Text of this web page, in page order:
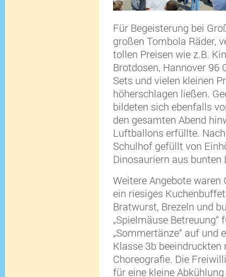
Für Begeisterung bei
großen Tombola Räder,
tollen Preisen wie z.B.
Brotdosen, Hannover 96
Sets und vielen kleinen
höherschlagen ließen.
bildeten sich ebenfalls
den gesamten Abend
Luftballons erfüllte.
Schulhof gefüllt von
Dinosauriern aus
Weitere Angebote
ein riesiges
Bratwurst, Brezeln und
„Spielmäuse
„Sommertänze“ auf und
Klasse 3b
Choreografie. Die
für eine kleine